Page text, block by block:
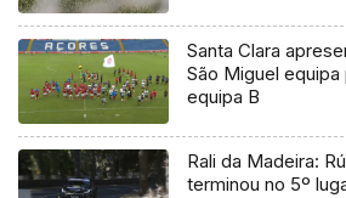
Santa Clara
São Miguel equipa
equipa B
Rali da Madeira:
terminou no 5º